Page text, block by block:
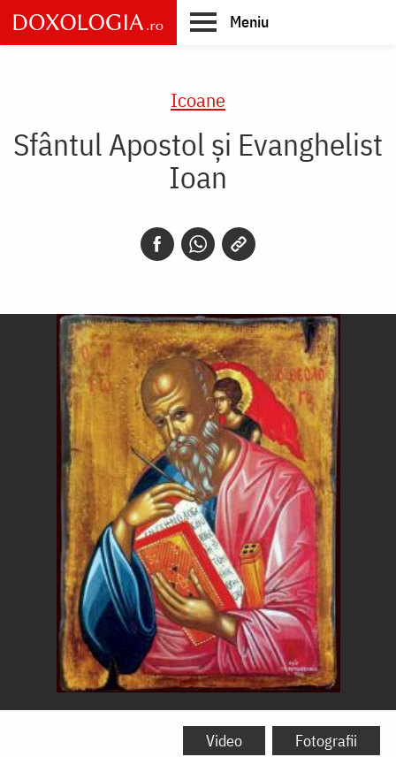
Skip
to
main
Meniu
Icoane
Sfântul Apostol și Evanghelist
Ioan
Sfântul
Video Fotografii